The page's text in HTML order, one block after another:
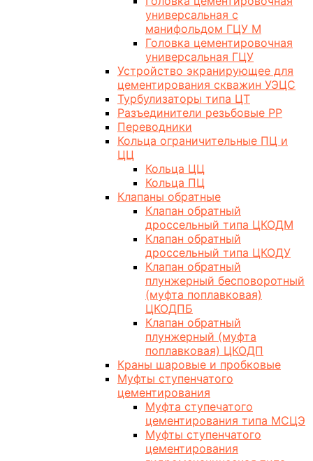
универсальная с
манифольдом ГЦУ М
Головка цементировочная
универсальная ГЦУ
Устройство экранирующее для
цементирования скважин УЭЦС
Турбулизаторы типа ЦТ
Разъединители резьбовые РР
Переводники
Кольца ограничительные ПЦ и
ЦЦ
Кольца ЦЦ
Кольца ПЦ
Клапаны обратные
Клапан обратный
дроссельный типа ЦКОДМ
Клапан обратный
дроссельный типа ЦКОДУ
Клапан обратный
плунжерный бесповоротный
(муфта поплавковая)
ЦКОДПБ
Клапан обратный
плунжерный (муфта
поплавковая) ЦКОДП
Краны шаровые и пробковые
Муфты ступенчатого
цементирования
Муфта ступечатого
цементирования типа МСЦЭ
Муфты ступенчатого
цементирования